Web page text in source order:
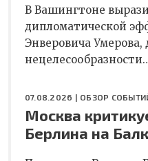
В Вашингтоне
дипломатической
Энверовича Умерова,
07.08.2026 | ОБЗОР
Москва
Берлина на